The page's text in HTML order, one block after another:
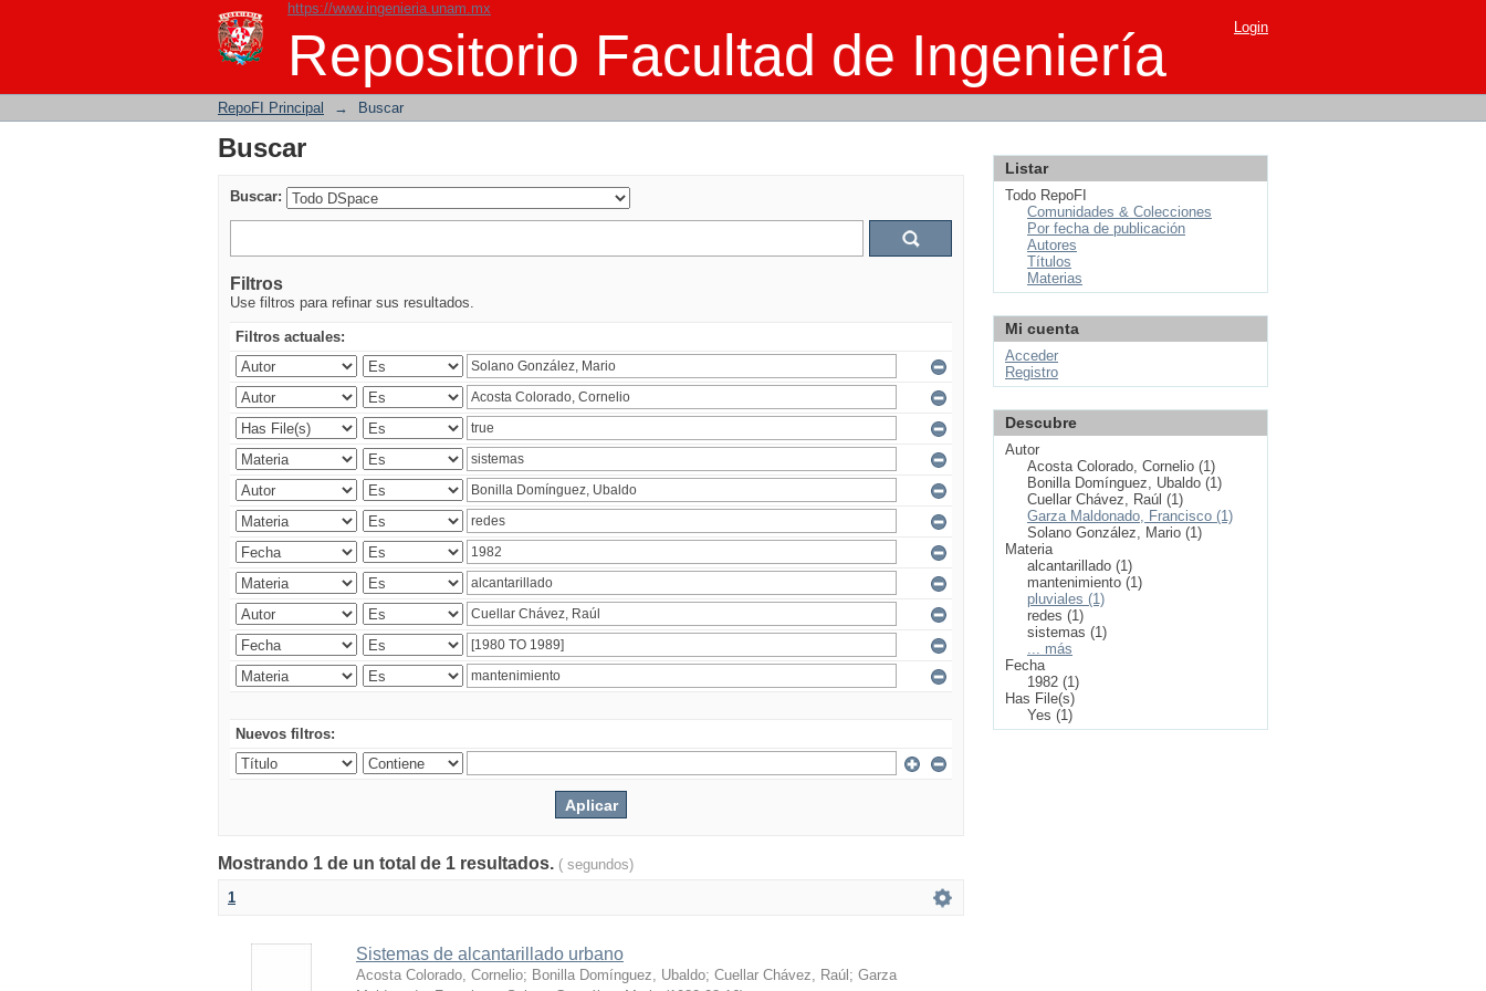
https://www.ingenieria.unam.mx
Repositorio Facultad de Ingeniería
Buscar Login
RepoFI Principal → Buscar
Buscar
Buscar:
Filtros
Use filtros para refinar sus resultados.
Filtros actuales:
Nuevos filtros:
Mostrando 1 de un total de 1 resultados. ( segundos)
1
Sistemas de alcantarillado urbano
Acosta Colorado, Cornelio; Bonilla Domínguez, Ubaldo; Cuellar Chávez, Raúl ; Garza
Listar
Todo RepoFI
Comunidades & Colecciones
Por fecha de publicación
Autores
Títulos
Materias
Mi cuenta
Acceder
Registro
Descubre
Autor
Acosta Colorado, Cornelio (1)
Bonilla Domínguez, Ubaldo (1)
Cuellar Chávez, Raúl (1)
Garza Maldonado, Francisco (1)
Solano González, Mario (1)
Materia
alcantarillado (1)
mantenimiento (1)
pluviales (1)
redes (1)
sistemas (1)
... más
Fecha
1982 (1)
Has File(s)
Yes (1)